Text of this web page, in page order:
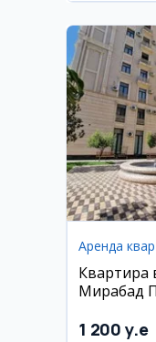
Аренда
Квартира
Мирабад
1 200 y.e